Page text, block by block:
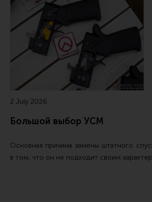
2 July 2026
Большой выбор УСМ
Основная причина замены штатного
в том, что он не подходит своим